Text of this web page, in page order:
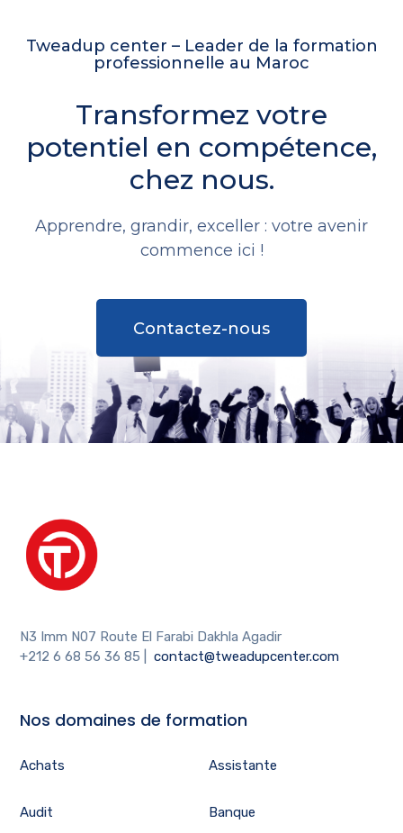
Tweadup center – Leader de la formation
professionnelle au Maroc
Transformez votre
potentiel en compétence,
chez nous.
Apprendre, grandir, exceller : votre avenir
commence ici !
Contactez-nous
N3 Imm N07 Route El Farabi Dakhla Agadir
+212 6 68 56 36 85
|contact@tweadupcenter.com
Nos domaines de formation
Achats Assistante
Audit Banque